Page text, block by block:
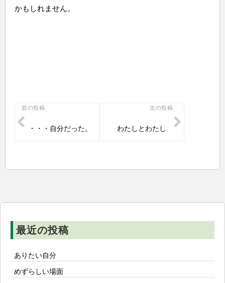
かもしれません。
投
稿
ン
前の投稿
・・・自分だった。
次の投稿
わたしとわたし
最近の投稿
ありたい自分
めずらしい場面